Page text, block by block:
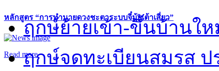
หลักสูตร “การทำนายดวงชะตาระบบจี๋มุ้ยเต้าเสี่ยว”
Read more
ฤกษ์ย้ายเข้า-ขึ้นบ้านให
ฤกษ์จดทะเบียนสมรส ป